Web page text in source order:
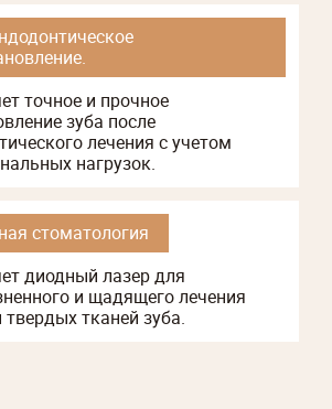
точное и прочное
зуба после
лечения с учетом
нагрузок.
стоматология
диодный лазер для
и щадящего лечения
твердых тканей зуба.